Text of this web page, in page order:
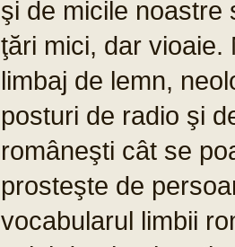
şi de micile noastre
ţări mici, dar vioaie.
limbaj de lemn,
posturi de radio şi
româneşti cât se
prosteşte de
vocabularul limbii